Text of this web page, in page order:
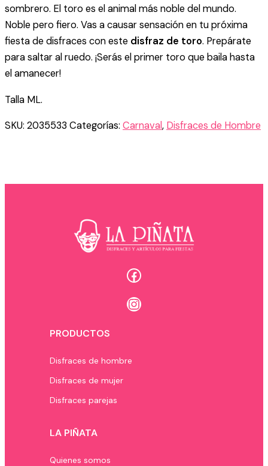
sombrero. El toro es el animal más noble del mundo.
Noble pero fiero. Vas a causar sensación en tu próxima
fiesta de disfraces con este disfraz de toro. Prepárate
para saltar al ruedo. ¡Serás el primer toro que baila hasta
el amanecer!
Talla ML.
SKU: 2035533 Categorías: Carnaval, Disfraces de Hombre
Facebook
Instagram
PRODUCTOS
Disfraces de hombre
Disfraces de mujer
Disfraces parejas
LA PIÑATA
Quienes somos